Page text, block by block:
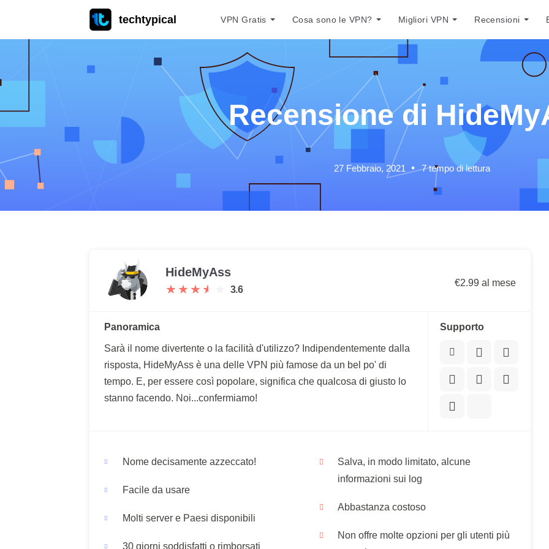
techtypical VPN Gratis Cosa sono le VPN? Migliori VPN Recensioni
Recensione di
27 Febbraio, 2021 7 tempo di lettura
HideMyAss
★ ★ ★ ★
★ ★ ★ ★ 3.6
€2.99 al mese
Panoramica
Sarà il nome divertente o la facilità d'utilizzo? Indipendentemente dalla
risposta, HideMyAss è una delle VPN più famose da un bel po' di
tempo. E, per essere così popolare, significa che qualcosa di giusto lo
stanno facendo. Noi...confermiamo!
Supporto
Nome decisamente azzeccato!
Facile da usare
Molti server e Paesi disponibili
30 giorni soddisfatti o rimborsati
Salva, in modo limitato, alcune
informazioni sui log
Abbastanza costoso
Non offre molte opzioni per gli utenti più